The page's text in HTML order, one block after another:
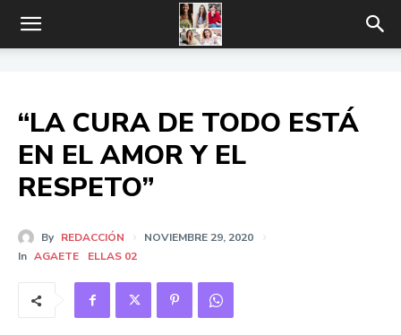
“LA CURA DE TODO ESTÁ
EN EL AMOR Y EL
RESPETO”
By REDACCIÓN
NOVIEMBRE 29, 2020
In AGAETE ELLAS 02